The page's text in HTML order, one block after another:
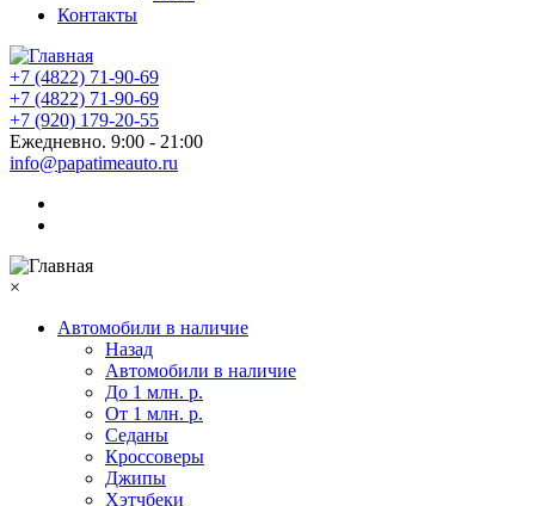
Контакты
+7 (4822) 71-90-69
+7 (4822) 71-90-69
+7 (920) 179-20-55
Ежедневно. 9:00 - 21:00
info@papatimeauto.ru
×
Автомобили в наличие
Назад
Автомобили в наличие
До 1 млн. р.
От 1 млн. р.
Седаны
Кроссоверы
Джипы
Хэтчбеки